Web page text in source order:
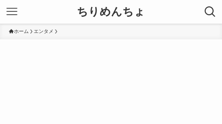
ちりめんちょ
ホーム エンタメ